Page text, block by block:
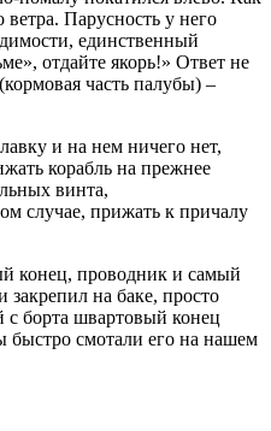
Парусность у него
единственный
отдайте якорь!» Ответ не
часть палубы) –
и на нем ничего нет,
корабль на прежнее
винта,
случае, прижать к причалу
конец, проводник и самый
на баке, просто
борта швартовый конец
быстро смотали его на нашем